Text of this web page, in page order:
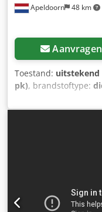
Apeldoorn 48 km
Aanvragen
Toestand:
pk), brandstoftype:
Technische
2.400 cc Besturing:
snelwisselaar - LED-
snelheden =